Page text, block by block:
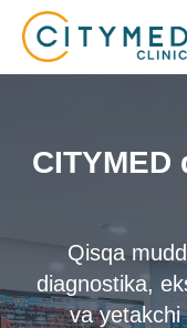
Qisqa
diagnostika,
va yetakchi